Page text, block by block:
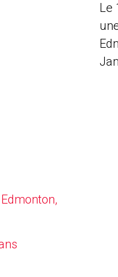
Le